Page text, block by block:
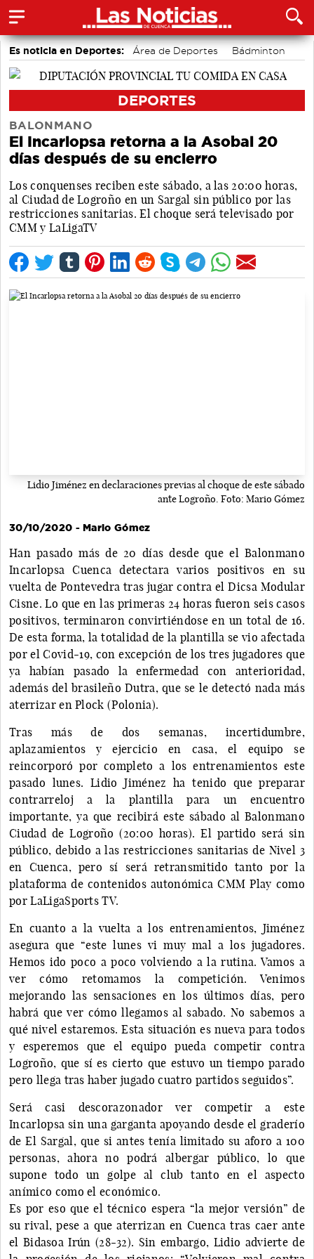
Es noticia en Deportes: Área de Deportes
Bádminton
Motor
Piragüismo
DEPORTES
BALONMANO
El Incarlopsa retorna a la Asobal 20
días después de su encierro
Los conquenses reciben este sábado, a las 20:00 horas,
al Ciudad de Logroño en un Sargal sin público por las
restricciones sanitarias. El choque será televisado por
CMM y LaLigaTV
Lidio Jiménez en declaraciones previas al choque de este sábado
ante Logroño. Foto: Mario Gómez
30/10/2020 - Mario Gómez
Han pasado más de 20 días desde que el Balonmano
Incarlopsa Cuenca detectara varios positivos en su
vuelta de Pontevedra tras jugar contra el Dicsa Modular
Cisne. Lo que en las primeras 24 horas fueron seis casos
positivos, terminaron convirtiéndose en un total de 16.
De esta forma, la totalidad de la plantilla se vio afectada
por el Covid-19, con excepción de los tres jugadores que
ya habían pasado la enfermedad con anterioridad,
además del brasileño Dutra, que se le detectó nada más
aterrizar en Plock (Polonia).
Tras más de dos semanas, incertidumbre,
aplazamientos y ejercicio en casa, el equipo se
reincorporó por completo a los entrenamientos este
pasado lunes. Lidio Jiménez ha tenido que preparar
contrarreloj a la plantilla para un encuentro
importante, ya que recibirá este sábado al Balonmano
Ciudad de Logroño (20:00 horas). El partido será sin
público, debido a las restricciones sanitarias de Nivel 3
en Cuenca, pero sí será retransmitido tanto por la
plataforma de contenidos autonómica CMM Play como
por LaLigaSports TV.
En cuanto a la vuelta a los entrenamientos, Jiménez
asegura que “este lunes vi muy mal a los jugadores.
Hemos ido poco a poco volviendo a la rutina. Vamos a
ver cómo retomamos la competición. Venimos
mejorando las sensaciones en los últimos días, pero
habrá que ver cómo llegamos al sabado. No sabemos a
qué nivel estaremos. Esta situación es nueva para todos
y esperemos que el equipo pueda competir contra
Logroño, que sí es cierto que estuvo un tiempo parado
pero llega tras haber jugado cuatro partidos seguidos”.
Será casi descorazonador ver competir a este
Incarlopsa sin una garganta apoyando desde el graderío
de El Sargal, que si antes tenía limitado su aforo a 100
personas, ahora no podrá albergar público, lo que
supone todo un golpe al club tanto en el aspecto
anímico como el económico.
Es por eso que el técnico espera “la mejor versión” de
su rival, pese a que aterrizan en Cuenca tras caer ante
el Bidasoa Irún (28-32). Sin embargo, Lidio advierte de